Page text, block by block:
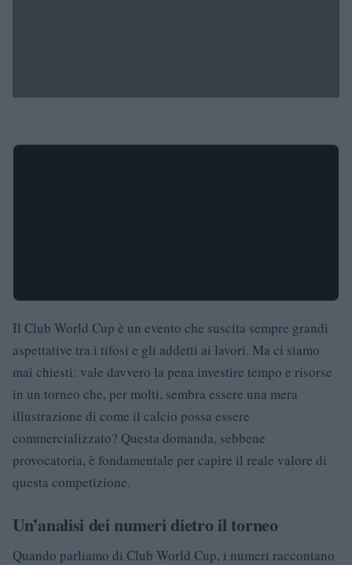
Il Club World Cup è un evento che suscita sempre grandi
aspettative tra i tifosi e gli addetti ai lavori. Ma ci siamo
mai chiesti: vale davvero la pena investire tempo e risorse
in un torneo che, per molti, sembra essere una mera
illustrazione di come il calcio possa essere
commercializzato? Questa domanda, sebbene
provocatoria, è fondamentale per capire il reale valore di
questa competizione.
Un’analisi dei numeri dietro il torneo
Quando parliamo di Club World Cup, i numeri raccontano